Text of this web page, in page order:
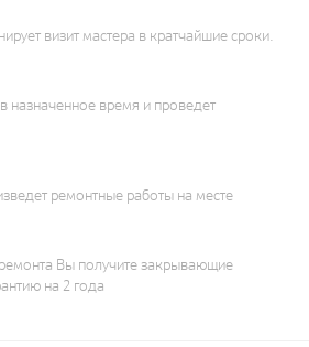
визит мастера в кратчайшие сроки.
назначенное время и проведет
ремонтные работы на месте
Вы получите закрывающие
на 2 года